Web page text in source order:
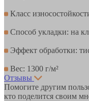
Класс
Способ укладки: на
Эффект обработки:
Вес: 1300 г/м²
Отзывы
Помогите другим
кто поделится своим